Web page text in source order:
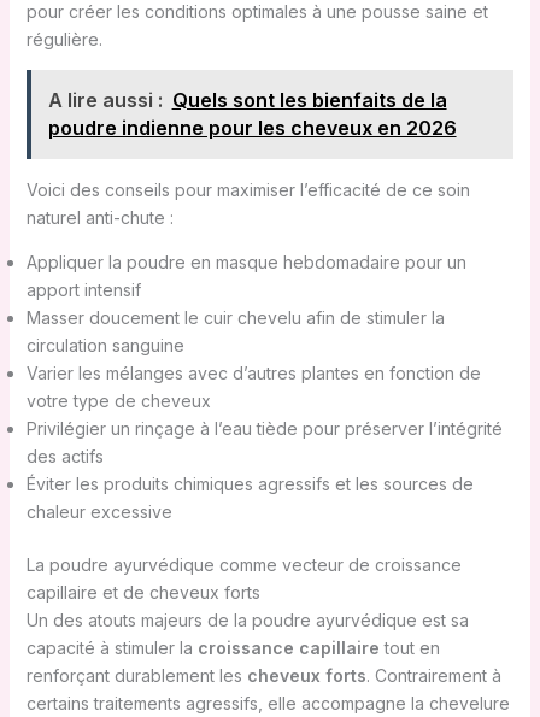
pour créer les conditions optimales à une pousse saine et
régulière.
A lire aussi : Quels sont les bienfaits de la
poudre indienne pour les cheveux en 2026
Voici des conseils pour maximiser l’efficacité de ce soin
naturel anti-chute :
Appliquer la poudre en masque hebdomadaire pour un
apport intensif
Masser doucement le cuir chevelu afin de stimuler la
circulation sanguine
Varier les mélanges avec d’autres plantes en fonction de
votre type de cheveux
Privilégier un rinçage à l’eau tiède pour préserver l’intégrité
des actifs
Éviter les produits chimiques agressifs et les sources de
chaleur excessive
La poudre ayurvédique comme vecteur de croissance
capillaire et de cheveux forts
Un des atouts majeurs de la poudre ayurvédique est sa
capacité à stimuler la croissance capillaire tout en
renforçant durablement les cheveux forts. Contrairement à
certains traitements agressifs, elle accompagne la chevelure